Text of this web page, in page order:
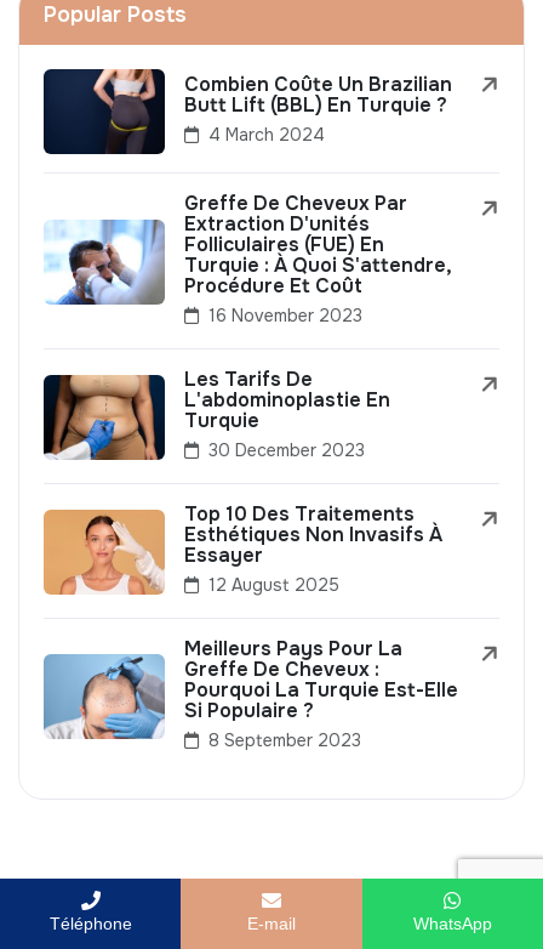
Popular Posts
Combien Coûte Un Brazilian
Butt Lift (BBL) En Turquie ?
4 March 2024
Greffe De Cheveux Par
Extraction D'unités
Folliculaires (FUE) En
Turquie : À Quoi S'attendre,
Procédure Et Coût
16 November 2023
Les Tarifs De
L'abdominoplastie En
Turquie
30 December 2023
Top 10 Des Traitements
Esthétiques Non Invasifs À
Essayer
12 August 2025
Meilleurs Pays Pour La
Greffe De Cheveux :
Pourquoi La Turquie Est-Elle
Si Populaire ?
8 September 2023
Téléphone E-mail WhatsApp